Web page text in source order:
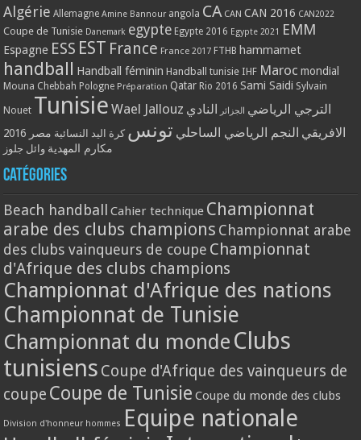
Algérie Allemagne Amine Bannour angola CA CAN CAN 2016 CAN2022
Coupe de Tunisie Danemark egypte Egypte 2016 Egypte 2021 EMM
Espagne ESS EST France France 2017 FTHB hammamet
handball Handball féminin Handball tunisie IHF Maroc mondial
Mouna Chebbah Pologne Préparation Qatar Rio 2016 Sami Saidi Sylvain
Nouet Tunisie Wael Jallouz الترجي الرياضي الجزائر النادي
الافريقي النجم الرياضي الساحلي تونس كرة اليد النسائية مصر 2016
مكارم المهدية وائل جلوز
Catégories
Beach handball Cahier technique Championnat
arabe des clubs champions Championnat arabe
des clubs vainqueurs de coupe Championnat
d'Afrique des clubs champions
Championnat d'Afrique des nations
Championnat de Tunisie
Championnat du monde Clubs
tunisiens Coupe d'Afrique des vainqueurs de
coupe Coupe de Tunisie Coupe du monde des clubs
Division d'honneur hommes Equipe nationale